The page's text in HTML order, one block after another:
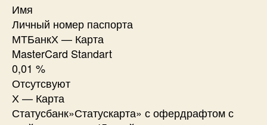
Имя
Личный номер паспорта
МТБанкХ — Карта
MasterCard Standart
0,01 %
Отсутсвуют
Х — Карта
Статусбанк»Статускарта» с офердрафтом с